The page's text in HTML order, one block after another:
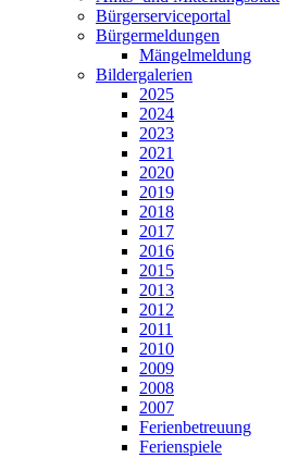
Bürgerserviceportal
Bürgermeldungen
Mängelmeldung
Bildergalerien
2025
2024
2023
2021
2020
2019
2018
2017
2016
2015
2013
2012
2011
2010
2009
2008
2007
Ferienbetreuung
Ferienspiele